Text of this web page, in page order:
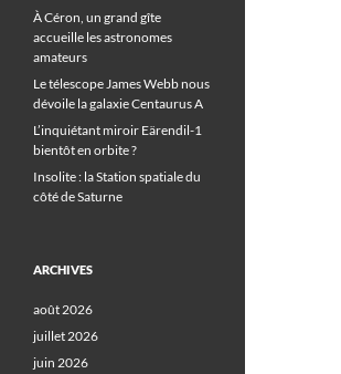
À Céron, un grand gîte
accueille les astronomes
amateurs
Le télescope James Webb nous
dévoile la galaxie Centaurus A
L’inquiétant miroir Eärendil-1
bientôt en orbite ?
Insolite : la Station spatiale du
côté de Saturne
ARCHIVES
août 2026
juillet 2026
juin 2026